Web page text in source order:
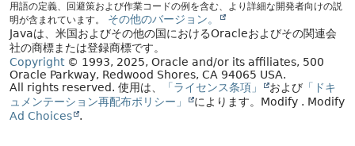
用語の定義、回避策および作業コードの例を含む、より詳細な開発者向けの説
明が含まれています。
その他のバージョン。
Javaは、米国およびその他の国におけるOracleおよびその関連会
社の商標または登録商標です。
Copyright© 1993, 2025, Oracle and/or its affiliates, 500
Oracle Parkway, Redwood Shores, CA 94065 USA.
All rights reserved. 使用は、 「ライセンス条項」 および 「ドキ
ュメンテーション再配布ポリシー」
によります。 Modify . Modify
Ad Choices
.